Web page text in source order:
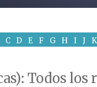
C D E F G H I J K
Todos los